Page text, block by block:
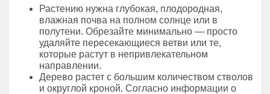
Растению нужна глубокая, плодородная,
влажная почва на полном солнце или в
полутени. Обрезайте минимально — просто
удаляйте пересекающиеся ветви или те,
которые растут в непривлекательном
направлении.
Дерево растет с большим количеством стволов
и округлой кроной. Согласно информации о